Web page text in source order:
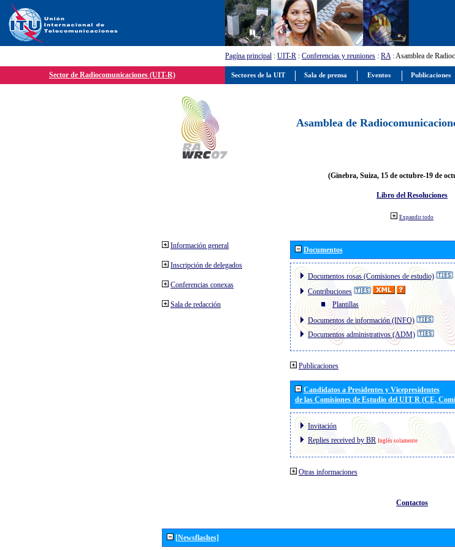
Pagína principal : UIT-R : Conferencias y reuniones : RA: Asamblea de
Sector de Radiocomunicaciones (UIT-R)
Asamblea de
(Ginebra, Suiza, 15 de octubre-19 de
Libro del Resoluciones
Expandir todo
Información general
Inscripción de delegados
Conferencias conexas
Sala de redacción
Documentos
Documentos rosas (Comisiones de estudio)
Contribuciones
Plantillas
Documentos de información (INFO)
Documentos administrativos (ADM)
Publicaciones
Candidatos a Presidentes y Vicepresidentes
de las Comisiones de Estudio del UIT R (CE,
Invitación
Replies received by BR Inglés solamente
Otras informaciones
Contactos
[Newsflashes]
Sectores de la UIT Sala de prensa Eventos Publicaciones